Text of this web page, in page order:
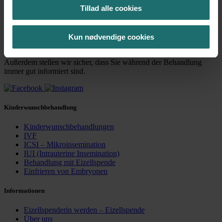
Tillad alle cookies
Kun nødvendige cookies
Wir möchten eine optimal abgestimmte Kinderwunschbehandlung
bieten, bei der wir uns wirklich Zeit für Sie nehmen und mehr Raum
den Fragen beschäftigen können, die für Sie am wichtigsten sind.
Außerdem stellen wir sicher, dass Sie während der Behandlung
immer gut informiert sind.
Kinderwunschbehandlung
Kinderwunschbehandlungen
IVF
ICSI – Mikroinsemination
IUI (Intrauterine Insemination)
Behandlung mit Eizellspende
Einfrieren von Embryonen
Informationen
Eizellspenderin werden – Eizellspende
Über uns